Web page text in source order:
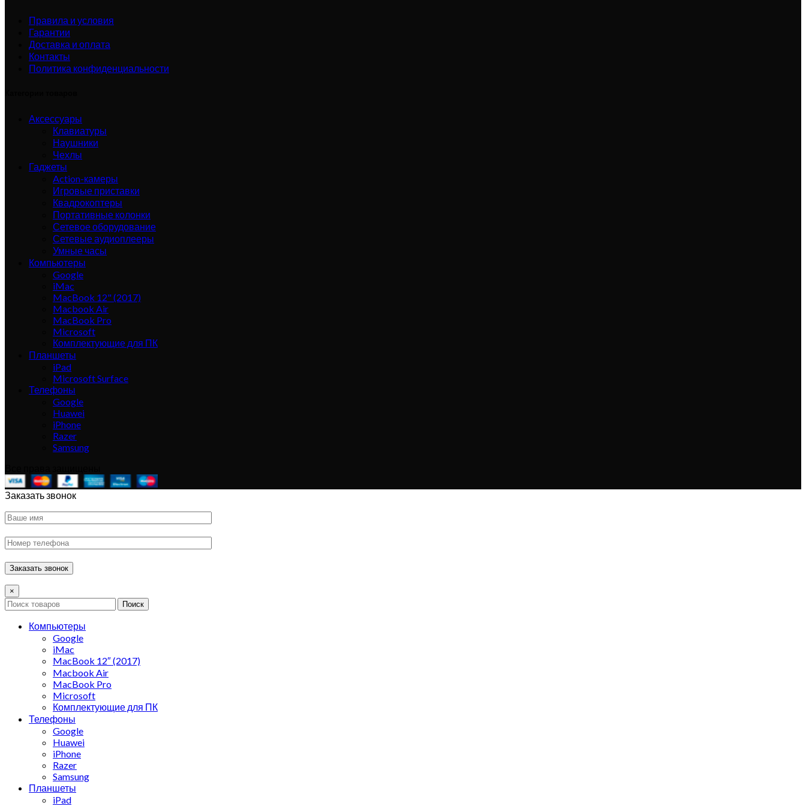
Правила и условия
Гарантии
Доставка и оплата
Контакты
Политика конфиденциальности
Аксессуары
Клавиатуры
Наушники
Чехлы
Гаджеты
Action-камеры
Игровые приставки
Квадрокоптеры
Портативные колонки
Сетевое оборудование
Сетевые аудиоплееры
Умные часы
Компьютеры
Google
iMac
MacBook 12" (2017)
Macbook Air
MacBook Pro
Microsoft
Комплектующие для ПК
Планшеты
iPad
Microsoft Surface
Телефоны
Google
Huawei
iPhone
Razer
Samsung
Заказать звонок
×
Поиск
Компьютеры
Google
iMac
MacBook 12″ (2017)
Macbook Air
MacBook Pro
Microsoft
Комплектующие для ПК
Телефоны
Google
Huawei
iPhone
Razer
Samsung
Планшеты
iPad